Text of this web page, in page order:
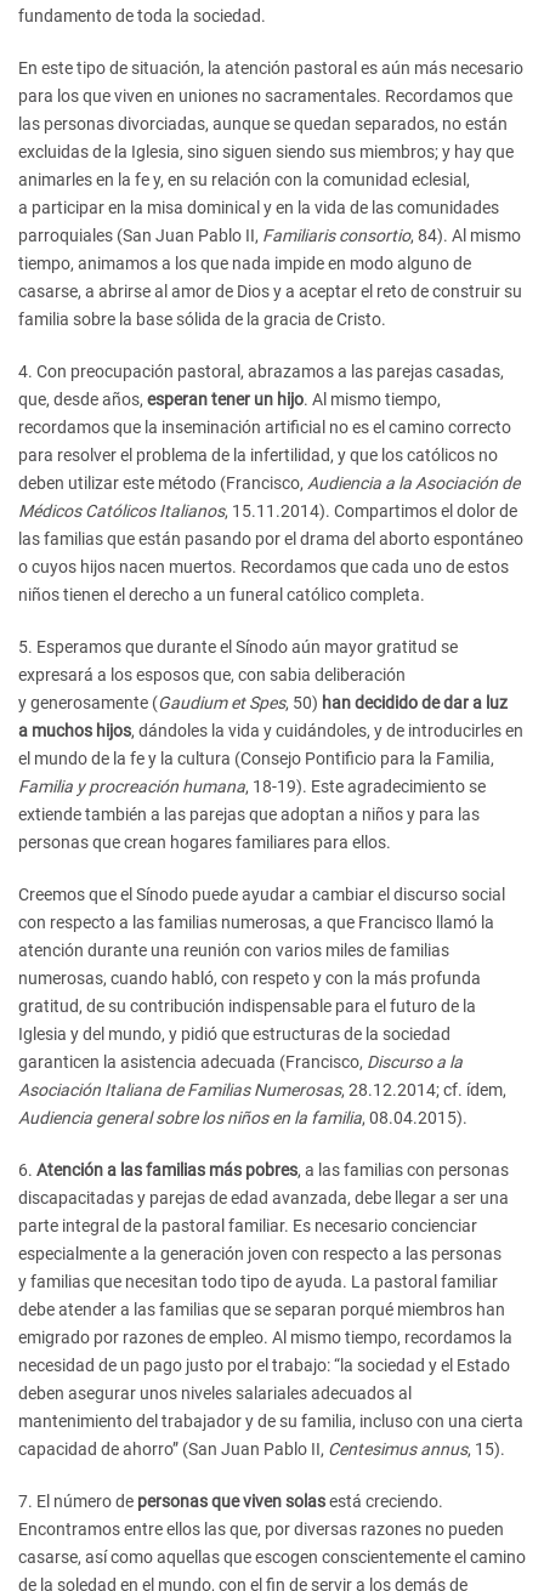
fundamento de toda la sociedad.
En este tipo de situación, la atención pastoral es aún más necesario
para los que viven en uniones no sacramentales. Recordamos que
las personas divorciadas, aunque se quedan separados, no están
excluidas de la Iglesia, sino siguen siendo sus miembros; y hay que
animarles en la fe y, en su relación con la comunidad eclesial,
a participar en la misa dominical y en la vida de las comunidades
parroquiales (San Juan Pablo II, Familiaris consortio, 84). Al mismo
tiempo, animamos a los que nada impide en modo alguno de
casarse, a abrirse al amor de Dios y a aceptar el reto de construir su
familia sobre la base sólida de la gracia de Cristo.
4. Con preocupación pastoral, abrazamos a las parejas casadas,
que, desde años, esperantener un hijo. Al mismo tiempo,
recordamos que la inseminación artificial no es el camino correcto
para resolver el problema de la infertilidad, y que los católicos no
deben utilizar este método (Francisco, Audiencia a la Asociación de
Médicos Católicos Italianos, 15.11.2014). Compartimos el dolor de
las familias que están pasando por el drama del aborto espontáneo
o cuyos hijos nacen muertos. Recordamos que cada uno de estos
niños tienen el derecho a un funeral católico completa.
5. Esperamos que durante el Sínodo aún mayor gratitud se
expresará a los esposos que, con sabia deliberación
y generosamente (Gaudium et Spes, 50) han decidido de dar a luz
a muchos hijos, dándoles la vida y cuidándoles, y de introducirles en
el mundo de la fe y la cultura (Consejo Pontificio para la Familia,
Familia y procreación humana, 18-19). Este agradecimiento se
extiende también a las parejas que adoptan a niños y para las
personas que crean hogares familiares para ellos.
Creemos que el Sínodo puede ayudar a cambiar el discurso social
con respecto a las familias numerosas, a que Francisco llamó la
atención durante una reunión con varios miles de familias
numerosas, cuando habló, con respeto y con la más profunda
gratitud, de su contribución indispensable para el futuro de la
Iglesia y del mundo, y pidió que estructuras de la sociedad
garanticen la asistencia adecuada (Francisco, Discurso a la
Asociación Italiana de Familias Numerosas, 28.12.2014; cf. ídem,
Audiencia general sobre los niños en la familia, 08.04.2015).
6. Atención a las familias más pobres, a las familias con personas
discapacitadas y parejas de edad avanzada, debe llegar a ser una
parte integral de la pastoral familiar. Es necesario concienciar
especialmente a la generación joven con respecto a las personas
y familias que necesitan todo tipo de ayuda. La pastoral familiar
debe atender a las familias que se separan porqué miembros han
emigrado por razones de empleo. Al mismo tiempo, recordamos la
necesidad de un pago justo por el trabajo: “la sociedad y el Estado
deben asegurar unos niveles salariales adecuados al
mantenimiento del trabajador y de su familia, incluso con una cierta
capacidad de ahorro” (San Juan Pablo II, Centesimus annus, 15).
7. El número de personas que viven solasestá creciendo.
Encontramos entre ellos las que, por diversas razones no pueden
casarse, así como aquellas que escogen conscientemente el camino
de la soledad en el mundo, con el fin de servir a los demás de